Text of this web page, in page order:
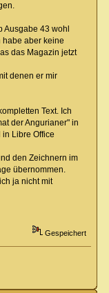
Ausgabe 43 wohl
habe aber keine
das Magazin jetzt
denen er mir
Text. Ich
der Angurianer" in
Libre Office
den Zeichnern im
übernommen.
ja nicht mit
Gespeichert